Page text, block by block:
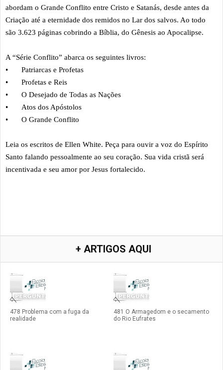
abordam o Grande Conflito entre Cristo e Satanás, desde antes da
Criação até a eternidade dos remidos no Lar dos salvos. Ao todo
são 3.623 páginas cobrindo a Bíblia, do Gênesis ao Apocalipse.
A “Série Conflito” abarca os seguintes livros:
•
Patriarcas e Profetas
•
Profetas e Reis
•
O Desejado de Todas as Nações
•
Atos dos Apóstolos
•
O Grande Conflito
Leia os escritos de Ellen White. Peça para ouvir a voz do Espírito
Santo falando pessoalmente ao seu coração. Sua vida cristã será
incentivada e seu amor por Jesus fortalecido.
+ ARTIGOS AQUI
478 Problema com a fuga da
realidade
481 O Armagedom e o secamento
do Rio Eufrates